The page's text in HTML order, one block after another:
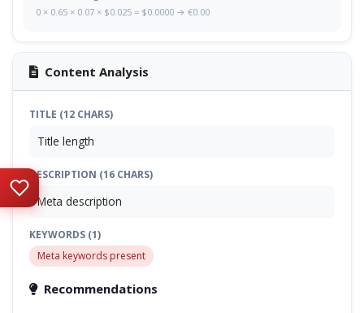
0 × 0.65 × 0.07 × $0.025 = $0.0000 → €0.00
Content Analysis
TITLE (12 CHARS)
Title length
DESCRIPTION (16 CHARS)
Meta description
KEYWORDS (1)
Meta keywords present
Recommendations